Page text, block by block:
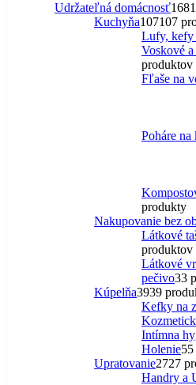
Udržateľná domácnosť168
Kuchyňa107107
Lufy, kefy
Voskové
produktov
Fľaše na
Poháre na
produkty
Nakupovanie bez
Látkové
produktov
Látkové
pečivo33
Kúpelňa3939
Kefky na
Intímna
Holenie5
Upratovanie2727
Handry a